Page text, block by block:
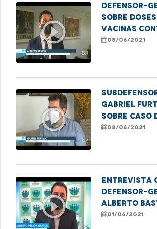
play_circle_outline
Defensor-
sobre
vacinas
covid-19
08/06/2021
play_circle_outline
Gabriel
sobre caso
homofobia
08/06/2021
play_circle_outline
Entrevista
defensor-
Alberto
falando
01/06/2021